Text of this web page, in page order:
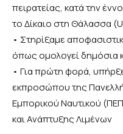
πειρατείας, κατά την
το Δίκαιο στη Θάλασσα
• Στηρίξαμε
όπως ομολογεί δημόσια
• Για πρώτη φορά,
εκπροσώπου της
Εμπορικού Ναυτικού
και Ανάπτυξης Λιμένων